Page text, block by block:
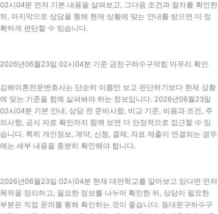
02시04분 먼저 기본 내용을 살펴보고, 그다음 조건과 절차를 확인한
뒤, 마지막으로 상담을 통해 현재 상황에 맞는 안내를 받으면 더 정
확하게 판단할 수 있습니다.
2026년06월23일 02시04분 기준 금천구하수구막힘 마무리 확인
김해이혼전문변호사는 단순히 이름만 보고 판단하기보다 현재 상황
에 맞는 기준을 함께 살펴봐야 하는 정보입니다. 2026년06월23일
02시04분 기본 안내, 상담 전 준비사항, 비교 기준, 비용과 조건, 주
의사항, 공식 자료 확인까지 함께 보면 더 안정적으로 접근할 수 있
습니다. 특히 개인정보, 계약, 신청, 결제, 자료 제출이 연결되는 경우
에는 세부 내용을 충분히 확인해야 합니다.
2026년06월23일 02시04분 현재 대안학교를 알아보고 있다면 먼저
목적을 정리하고, 필요한 정보를 나누어 확인한 뒤, 상담이 필요한
부분은 직접 문의를 통해 확인하는 것이 좋습니다. 동대문구하수구